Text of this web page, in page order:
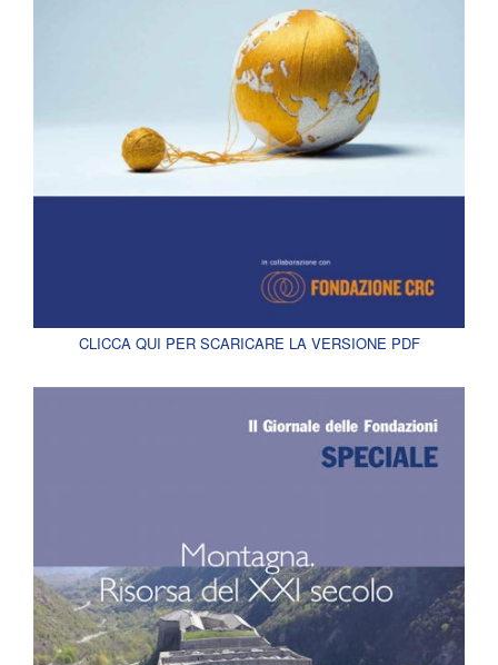
CLICCA QUI PER SCARICARE LA VERSIONE PDF